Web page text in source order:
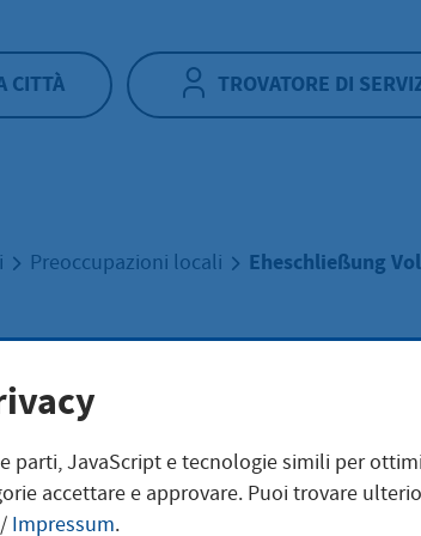
CITTÀ TROVATORE DI
Preoccupazioni locali Eheschließung
Vollzug
eingehen wollen, werden im
parti, JavaScript e tecnologie simili per
accettare e approvare. Puoi trovare
/ Impressum.